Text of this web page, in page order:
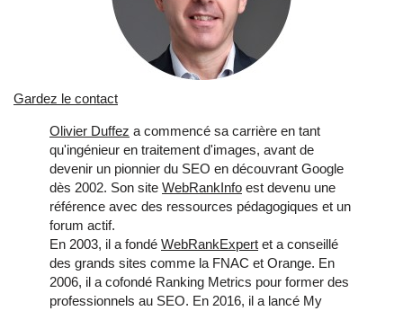
Gardez le contact
Olivier Duffez a commencé sa carrière en tant
qu'ingénieur en traitement d'images, avant de
devenir un pionnier du SEO en découvrant Google
dès 2002. Son site WebRankInfo est devenu une
référence avec des ressources pédagogiques et un
forum actif.
En 2003, il a fondé WebRankExpert et a conseillé
des grands sites comme la FNAC et Orange. En
2006, il a cofondé Ranking Metrics pour former des
professionnels au SEO. En 2016, il a lancé My